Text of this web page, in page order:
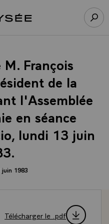
à l’accueil Élysée
François
de la
l'Assemblée
en séance
lundi 13 juin
1983
Télécharger le .pdf